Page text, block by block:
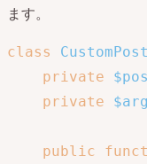
ます。
class
private
private
public